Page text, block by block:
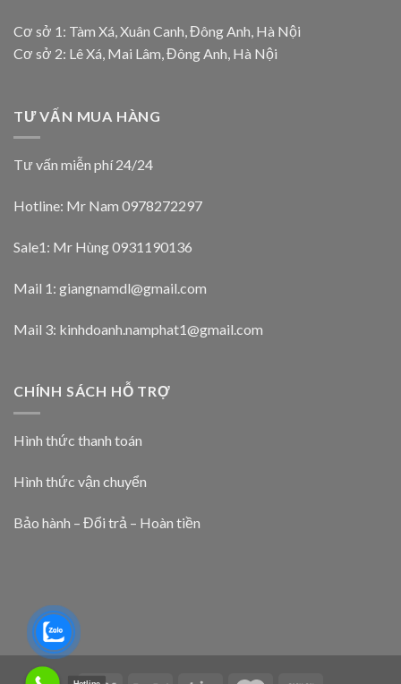
Cơ sở 1: Tàm Xá, Xuân Canh, Đông Anh, Hà Nội
Cơ sở 2: Lê Xá, Mai Lâm, Đông Anh, Hà Nội
TƯ VẤN MUA HÀNG
Tư vấn miễn phí 24/24
Hotline: Mr Nam 0978272297
Sale1: Mr Hùng 0931190136
Mail 1: giangnamdl@gmail.com
Mail 3: kinhdoanh.namphat1@gmail.com
CHÍNH SÁCH HỖ TRỢ
Hình thức thanh toán
Hình thức vận chuyển
Bảo hành – Đổi trả – Hoàn tiền